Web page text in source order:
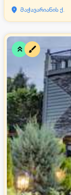
მაჭავარიანის ქ.